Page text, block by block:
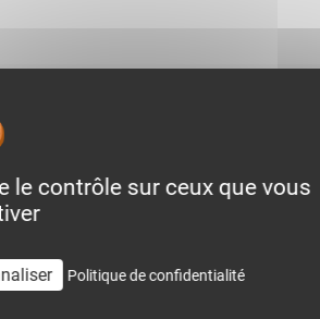
le contrôle sur ceux que vous
Politique de confidentialité